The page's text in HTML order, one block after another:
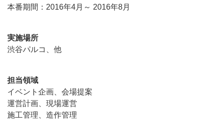
本番期間：2016年4月～ 2016年8月
実施場所
渋谷パルコ、他
担当領域
イベント企画、会場提案
運営計画、現場運営
施工管理、造作管理